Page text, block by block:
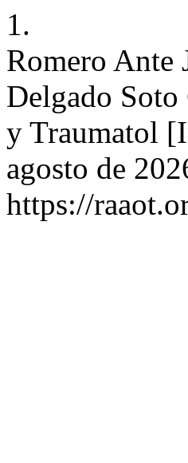
1.
Romero Ante
Delgado Soto
y Traumatol
agosto de
https://